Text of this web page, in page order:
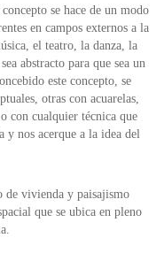
se hace de un modo
en campos externos a la
el teatro, la danza, la
abstracto para que sea un
este concepto, se
otras con acuarelas,
con cualquier técnica que
y nos acerque a la idea del
de vivienda y paisajismo
que se ubica en pleno